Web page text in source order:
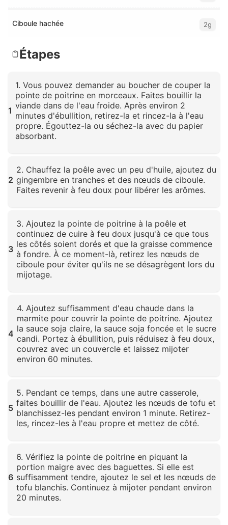
Ciboule hachée 2g
Étapes
1
1. Vous pouvez demander au boucher de couper la
pointe de poitrine en morceaux. Faites bouillir la
viande dans de l'eau froide. Après environ 2
minutes d'ébullition, retirez-la et rincez-la à l'eau
propre. Égouttez-la ou séchez-la avec du papier
absorbant.
2
2. Chauffez la poêle avec un peu d'huile, ajoutez du
gingembre en tranches et des nœuds de ciboule.
Faites revenir à feu doux pour libérer les arômes.
3
3. Ajoutez la pointe de poitrine à la poêle et
continuez de cuire à feu doux jusqu'à ce que tous
les côtés soient dorés et que la graisse commence
à fondre. À ce moment-là, retirez les nœuds de
ciboule pour éviter qu'ils ne se désagrègent lors du
mijotage.
4
4. Ajoutez suffisamment d'eau chaude dans la
marmite pour couvrir la pointe de poitrine. Ajoutez
la sauce soja claire, la sauce soja foncée et le sucre
candi. Portez à ébullition, puis réduisez à feu doux,
couvrez avec un couvercle et laissez mijoter
environ 60 minutes.
5
5. Pendant ce temps, dans une autre casserole,
faites bouillir de l'eau. Ajoutez les nœuds de tofu et
blanchissez-les pendant environ 1 minute. Retirez-
les, rincez-les à l'eau propre et mettez de côté.
6
6. Vérifiez la pointe de poitrine en piquant la
portion maigre avec des baguettes. Si elle est
suffisamment tendre, ajoutez le sel et les nœuds de
tofu blanchis. Continuez à mijoter pendant environ
20 minutes.